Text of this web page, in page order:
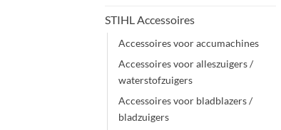
STIHL Accessoires
Accessoires voor accumachines
Accessoires voor alleszuigers /
waterstofzuigers
Accessoires voor bladblazers /
bladzuigers